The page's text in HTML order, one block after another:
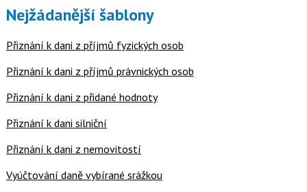
Nejžádanější šablony
Přiznání k dani z příjmů fyzických osob
Přiznání k dani z příjmů právnických osob
Přiznání k dani z přidané hodnoty
Přiznání k dani silniční
Přiznání k dani z nemovitostí
Vyúčtování daně vybírané srážkou